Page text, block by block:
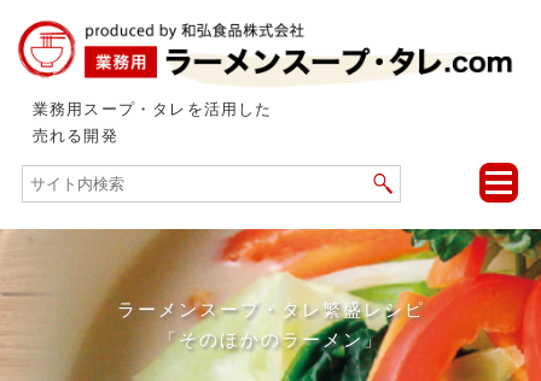
業務用スープ・タレを活用した
売れる開発
toggle
ラーメンスープ・タレ繁盛レシピ
「そのほかのラーメン」